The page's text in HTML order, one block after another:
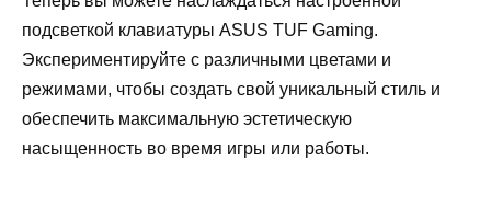
подсветкой клавиатуры ASUS TUF Gaming.
Экспериментируйте с различными цветами и
режимами, чтобы создать свой уникальный стиль и
обеспечить максимальную эстетическую
насыщенность во время игры или работы.